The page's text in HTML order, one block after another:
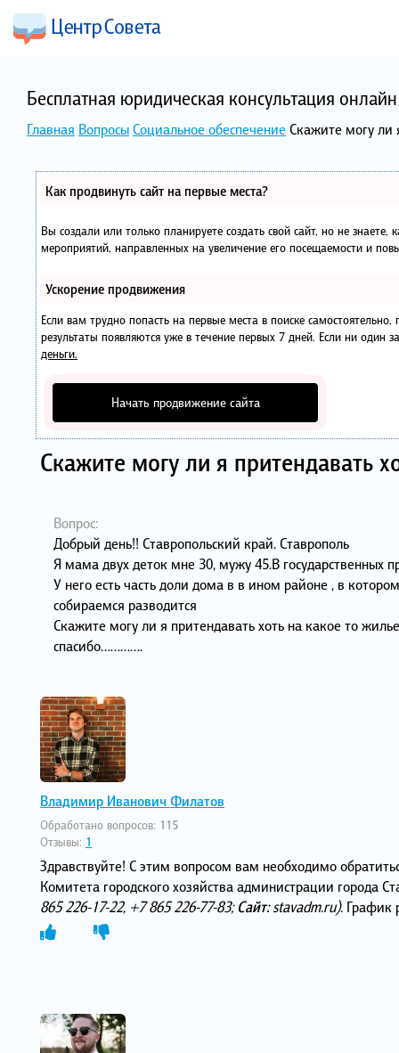
Бесплатная юридическая консультация
Главная ВопросыСоциальное обеспечение Скажите могу ли
Как продвинуть сайт на первые места?
Вы создали или только планируете создать свой сайт, но не
мероприятий, направленных на увеличение его посещаемости и
Ускорение продвижения
Если вам трудно попасть на первые места в поиске
результаты появляются уже в течение первых 7 дней. Если ни один
деньги.
Начать продвижение сайта
Скажите могу ли я притендавать
Вопрос:
Добрый день!! Ставропольский край. Ставрополь
Я мама двух деток мне 30, мужу 45.В государственных
У него есть часть доли дома в в ином районе , в
собираемся разводится
Скажите могу ли я притендавать хоть на какое то
спасибо………….
Владимир Иванович Филатов
Обработано вопросов: 115
Отзывы: 1
Здравствуйте! С этим вопросом вам необходимо
Комитета городского хозяйства администрации города
865 226‑17-22, +7 865 226‑77-83;Сайт:stavadm.ru). График